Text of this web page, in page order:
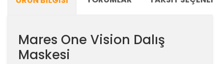
Mares One Vision Dalış
Maskesi